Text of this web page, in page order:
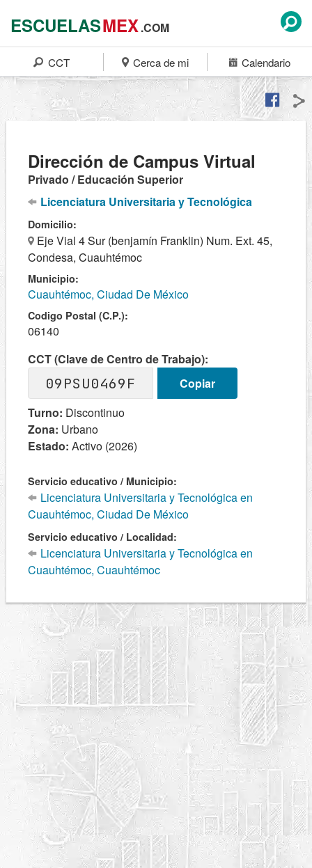
ESCUELASMEX.COM
CCT Cerca de mi Calendario
Dirección de Campus Virtual
Privado / Educación Superior
Licenciatura Universitaria y Tecnológica
Domicilio:
Eje Vial 4 Sur (benjamín Franklin) Num. Ext. 45,
Condesa, Cuauhtémoc
Municipio:
Cuauhtémoc, Ciudad De México
Codigo Postal (C.P.):
06140
CCT (Clave de Centro de Trabajo):
09PSU0469F
Copiar
Turno: Discontinuo
Zona: Urbano
Estado: Activo (2026)
Servicio educativo / Municipio:
Licenciatura Universitaria y Tecnológica en
Cuauhtémoc, Ciudad De México
Servicio educativo / Localidad:
Licenciatura Universitaria y Tecnológica en
Cuauhtémoc, Cuauhtémoc